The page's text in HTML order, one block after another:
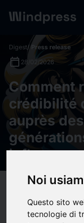
Noi
Questo sito
tecnologie di
Digest/ Press release
calendar_today 28/02/2026
Comment
crédibilité
auprès
help
(0)bookmark_borderupload Share